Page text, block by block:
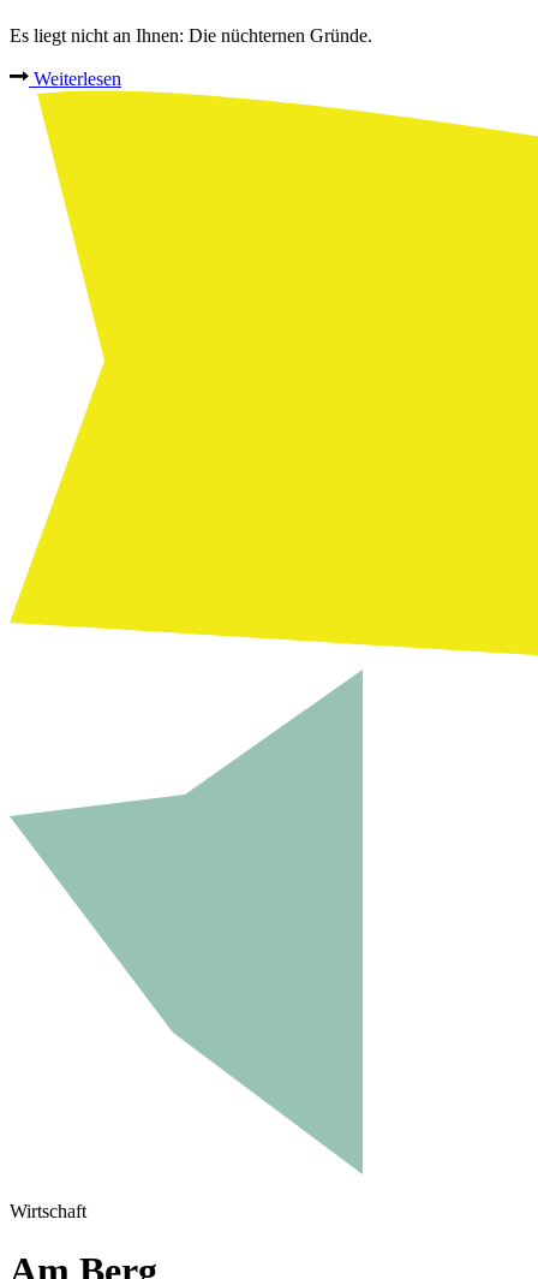
Es liegt nicht an Ihnen: Die nüchternen Gründe.
Weiterlesen
Wirtschaft